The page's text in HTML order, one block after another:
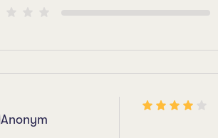
Anonym